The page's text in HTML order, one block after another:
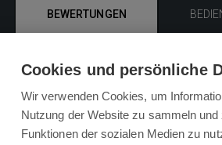
BEWERTUNGEN
Cookies und persönliche
Wir verwenden Cookies, um
Nutzung der Website zu sammeln
Funktionen der sozialen Medien zu